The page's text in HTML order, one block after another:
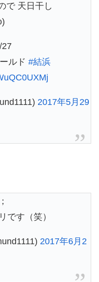
で 天日干し
ルド #結浜
2017年5月29
です（笑）
2017年6月2